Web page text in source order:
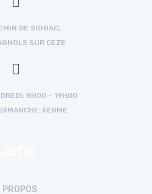
DE SIGNAC,
SUR CÈZE
8H00 – 19H00
FERME
PROPOS